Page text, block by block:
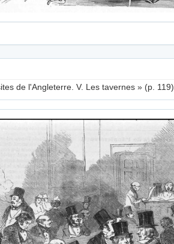
de l'Angleterre. V. Les tavernes » (p. 119)